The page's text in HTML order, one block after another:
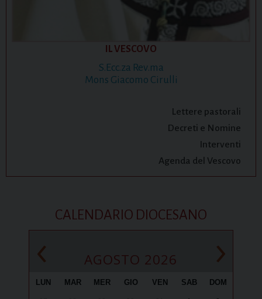
IL VESCOVO
S.Ecc.za Rev.ma
Mons Giacomo Cirulli
Lettere pastorali
Decreti e Nomine
Interventi
Agenda del Vescovo
CALENDARIO DIOCESANO
‹ AGOSTO 2026 ›
LUN MAR MER GIO VEN SAB DOM